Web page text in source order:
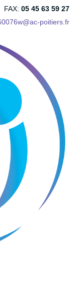
FAX: 05 45 63 59 27
poitiers.fr